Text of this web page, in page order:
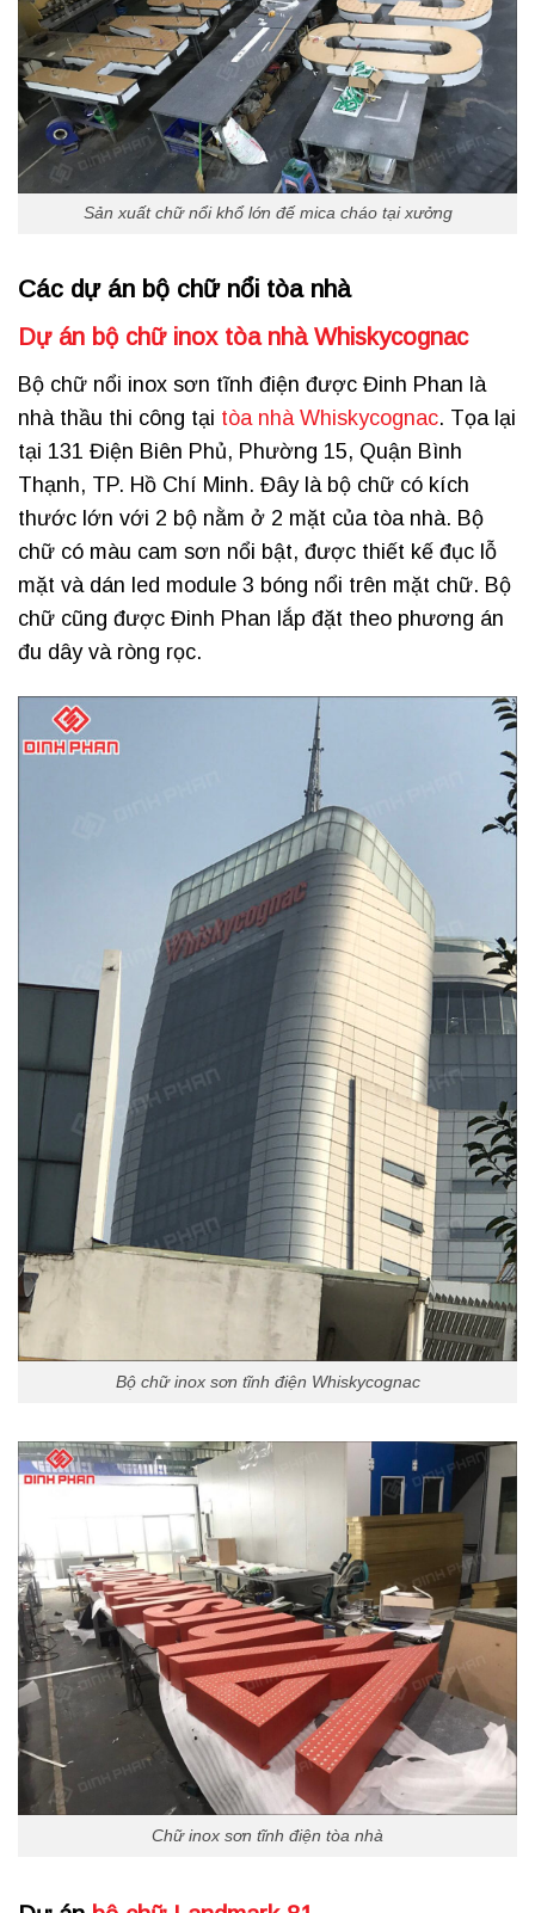
Sản xuất chữ nổi khổ lớn đế mica cháo tại xưởng
Các dự án bộ chữ nổi tòa nhà
Dự án bộ chữ inox tòa nhà Whiskycognac
Bộ chữ nổi inox sơn tĩnh điện được Đinh Phan là
nhà thầu thi công tại tòa nhà Whiskycognac. Tọa lại
tại 131 Điện Biên Phủ, Phường 15, Quận Bình
Thạnh, TP. Hồ Chí Minh. Đây là bộ chữ có kích
thước lớn với 2 bộ nằm ở 2 mặt của tòa nhà. Bộ
chữ có màu cam sơn nổi bật, được thiết kế đục lỗ
mặt và dán led module 3 bóng nổi trên mặt chữ. Bộ
chữ cũng được Đinh Phan lắp đặt theo phương án
đu dây và ròng rọc.
Bộ chữ inox sơn tĩnh điện Whiskycognac
Chữ inox sơn tĩnh điện tòa nhà